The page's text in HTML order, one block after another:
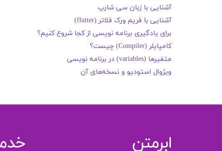
آشنایی با زبان سی شارپ
آشنایی با فریم ورک فلاتر (flutter)
برای یادگیری برنامه نویسی از کجا شروع کنیم؟
کامپایلر (Compiler) چیست؟
متغیرها (variables) در برنامه نویسی
ویژوال استودیو و نسخه‌های آن
ابرمتن